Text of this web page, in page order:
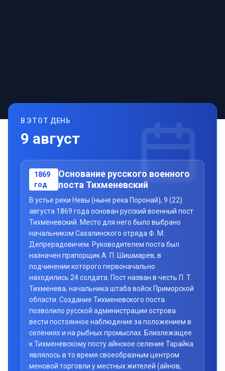
В ЭТОТ ДЕНЬ
9 август
1869
год
Основание русского военного
поста Тихменевский
В устье реки Невы (ныне река Поронай), 9 (22)
августа 1869 года основан русский военный пост
Тихменевский. Место для него было выбрано
начальником Сахалинского отряда Ф. М.
Депрерадовичем. Руководителем поста был
назначен прапорщик А. П. Шишмарёв, в
подчинении которого первоначально
находились 24 солдата. Пост назван в честь П. Т.
Тихменева, начальника штаба войск Приморской
области. Создание Тихменевского поста
позволило русской администрации острова
вести постоянное наблюдение за положением в
селениях и на рыбных промыслах. Близлежащее
к Тихменевскому посту айнское селение Тарайка
являлось в то время своеобразным центром
меновой торговли у местных жителей (айнов,